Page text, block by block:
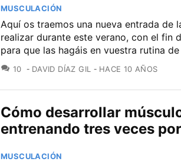
MUSCULACIÓN
Aquí os traemos una nueva entrada de
realizar durante este verano, con el fin
para que las hagáis en vuestra rutina
10 COMENTARIOS
DAVID DÍAZ GIL HACE 10 AÑOS
Cómo desarrollar
entrenando tres veces
MUSCULACIÓN